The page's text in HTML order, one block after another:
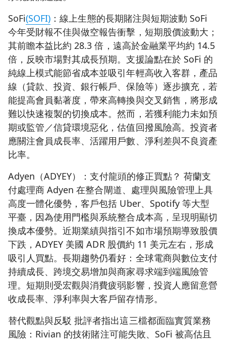
SoFi(SOFI) ：線上生態的長期賭注與短期波動 SoFi
今年受財報不佳與做空報告衝擊，短期股價波動大；
其前瞻本益比約 28.3 倍，遠高於金融業平均約 14.5
倍，反映市場對其成長預期。支援論點在於 SoFi 的
純線上模式能節省成本並吸引年輕高收入客群，產品
線（貸款、投資、銀行帳戶、保險等）逐步擴充，若
能提高會員黏著度，帶來高轉換與交叉銷售，將形成
難以快速複製的切換成本。然而，若獲利能力未如預
期或監管／信貸環境惡化，估值回撥風險高。投資者
應關注會員成長率、活躍用戶數、淨利差與不良資產
比率。
Adyen（ADYEY）：支付龍頭的修正買點？ 荷蘭支
付處理商 Adyen 在整合閘道、處理與風險管理上具
高度一體化優勢，客戶包括 Uber、Spotify 等大型
平臺，因為使用門檻與系統整合成本高，呈現明顯切
換成本優勢。近期業績與指引不如市場預期導致股價
下跌，ADYEY 美國 ADR 股價約 11 美元左右，形成
吸引人買點。長期趨勢仍看好：全球電商與數位支付
持續成長、跨境交易增加與商家尋求端到端風險管
理。短期則受宏觀與消費疲弱影響，投資人應留意營
收成長率、淨利率與大客戶留存情形。
替代觀點與反駁 批評者指出這三檔都面臨實質業務
風險：Rivian 的技術賭注可能失敗、SoFi 被高估且